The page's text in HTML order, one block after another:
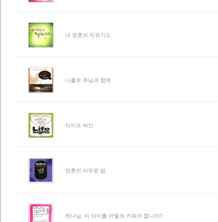
내 영혼의 치유기도
나홀로 주님과 함께
라이프 싸인
영혼의 어두운 밤
하나님, 이 아이를 어떻게 키워야 합니까?